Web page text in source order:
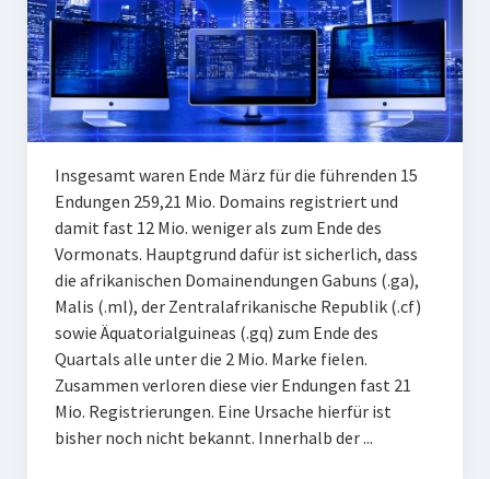
Insgesamt waren Ende März für die führenden 15
Endungen 259,21 Mio. Domains registriert und
damit fast 12 Mio. weniger als zum Ende des
Vormonats. Hauptgrund dafür ist sicherlich, dass
die afrikanischen Domainendungen Gabuns (.ga),
Malis (.ml), der Zentralafrikanische Republik (.cf)
sowie Äquatorialguineas (.gq) zum Ende des
Quartals alle unter die 2 Mio. Marke fielen.
Zusammen verloren diese vier Endungen fast 21
Mio. Registrierungen. Eine Ursache hierfür ist
bisher noch nicht bekannt. Innerhalb der ...